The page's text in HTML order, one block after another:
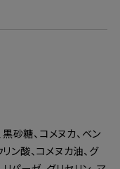
砂糖、コメヌカ、ベン
リン酸、コメヌカ油、グ